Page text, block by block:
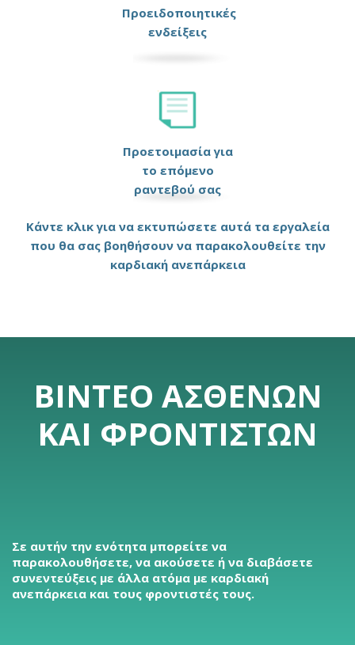
Προειδοποιητικές
ενδείξεις
Προετοιμασία για
το επόμενο
ραντεβού σας
Κάντε κλικ για να εκτυπώσετε αυτά τα εργαλεία
που θα σας βοηθήσουν να παρακολουθείτε την
καρδιακή ανεπάρκεια
ΒΊΝΤΕΟ ΑΣΘΕΝΏΝ
ΚΑΙ ΦΡΟΝΤΙΣΤΏΝ
Σε αυτήν την ενότητα μπορείτε να
παρακολουθήσετε, να ακούσετε ή να διαβάσετε
συνεντεύξεις με άλλα ατόμα με καρδιακή
ανεπάρκεια και τους φροντιστές τους.